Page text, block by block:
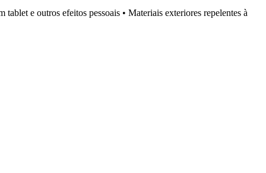
e outros efeitos pessoais • Materiais exteriores repelentes à